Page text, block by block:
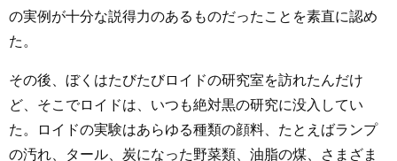
の実例が十分な説得力のあるものだったことを素直に認め
た。
その後、ぼくはたびたびロイドの研究室を訪れたんだけ
ど、そこでロイドは、いつも絶対黒の研究に没入してい
た。ロイドの実験はあらゆる種類の顔料、たとえばランプ
の汚れ、タール、炭になった野菜類、油脂の煤、さまざま